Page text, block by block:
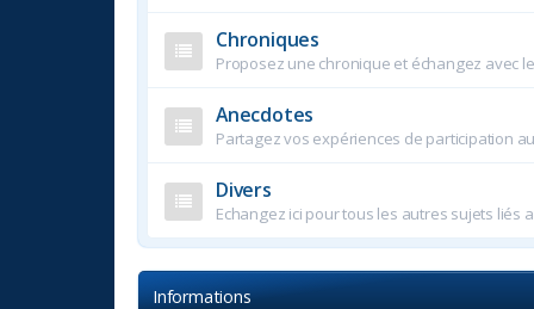
Chroniques
Proposez une chronique et échangez avec
Anecdotes
Partagez vos expériences de participation
Divers
Echangez ici pour tous les autres sujets liés
Informations